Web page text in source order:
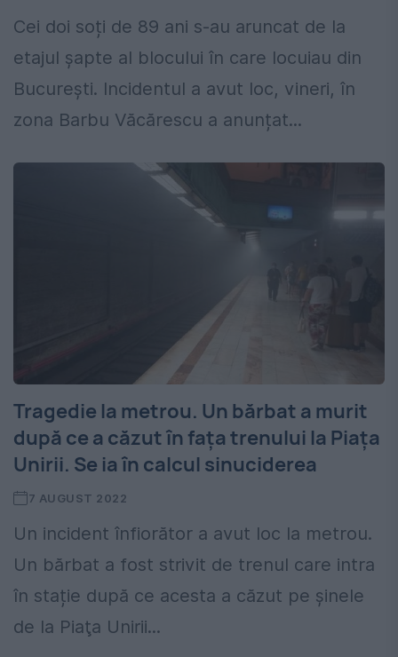
Cei doi soți de 89 ani s-au aruncat de la
etajul șapte al blocului în care locuiau din
București. Incidentul a avut loc, vineri, în
zona Barbu Văcărescu a anunțat...
Tragedie la metrou. Un bărbat a murit
după ce a căzut în fața trenului la Piața
Unirii. Se ia în calcul sinuciderea
7 AUGUST 2022
Un incident înfiorător a avut loc la metrou.
Un bărbat a fost strivit de trenul care intra
în stație după ce acesta a căzut pe şinele
de la Piaţa Unirii...